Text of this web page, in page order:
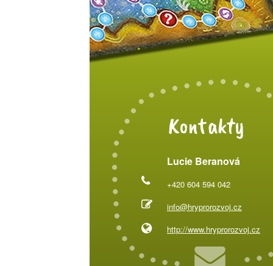
Kontakty
Lucie Beranová
+420 604 594 042
info@hryprorozvoj.cz
http://www.hryprorozvoj.cz